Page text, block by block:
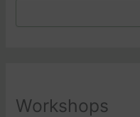
Workshops